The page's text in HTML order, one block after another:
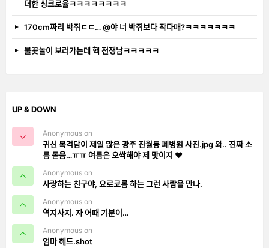
더한 싱크로율ㅋㅋㅋㅋㅋㅋㅋㅋ
170cm짜리 박쥐ㄷㄷ… @야 너 박쥐보다 작다매?ㅋㅋㅋㅋㅋㅋㅋ
불꽃놀이 보러가는데 핵 전쟁남ㅋㅋㅋㅋㅋ
UP & DOWN
Anonymous on
귀신 목격담이 제일 많은 광주 진월동 폐병원 사진.jpg 와.. 진짜 소
름 돋음…ㅠㅠ 여름은 오싹해야 제 맛이지 ❤️
Anonymous on
사랑하는 친구야, 요로코롬 하는 그런 사람을 만나.
Anonymous on
역지사지. 자 어때 기분이…
Anonymous on
엄마 헤드.shot